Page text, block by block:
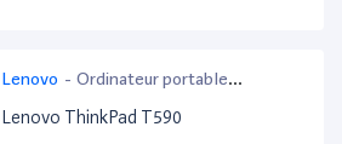
Lenovo - Ordinateur portable
bureautique
Lenovo ThinkPad T590